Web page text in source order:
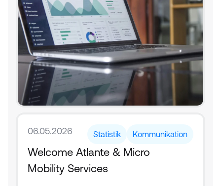
06.05.2026 Statistik Kommunikation
Welcome Atlante & Micro
Mobility Services